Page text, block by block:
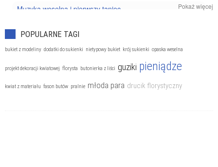
Muzyka weselna i pierwszy taniec
Pokaż więcej
POPULARNE TAGI
bukiet z modeliny dodatki do sukienki nietypowy bukiet krój sukienki opaska weselna
projekt dekoracji kwiatowej florysta butonierka z liści guziki pieniądze
kwiat z materiału fason butów pralnie młoda para drucik florystyczny